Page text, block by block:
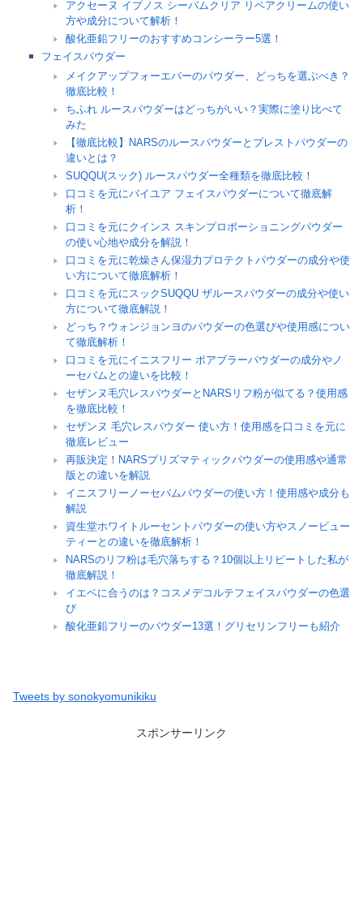
アクセーヌ イプノス シーバムクリア リペアクリームの使い
方や成分について解析！
酸化亜鉛フリーのおすすめコンシーラー5選！
フェイスパウダー
メイクアップフォーエバーのパウダー、どっちを選ぶべき？
徹底比較！
ちふれ ルースパウダーはどっちがいい？実際に塗り比べて
みた
【徹底比較】NARSのルースパウダーとプレストパウダーの
違いとは？
SUQQU(スック) ルースパウダー全種類を徹底比較！
口コミを元にバイユア フェイスパウダーについて徹底解
析！
口コミを元にクインス スキンプロポーショニングパウダー
の使い心地や成分を解説！
口コミを元に乾燥さん保湿力プロテクトパウダーの成分や使
い方について徹底解析！
口コミを元にスックSUQQU ザルースパウダーの成分や使い
方について徹底解説！
どっち？ウォンジョンヨのパウダーの色選びや使用感につい
て徹底解析！
口コミを元にイニスフリー ポアブラーパウダーの成分やノ
ーセバムとの違いを比較！
セザンヌ毛穴レスパウダーとNARSリフ粉が似てる？使用感
を徹底比較！
セザンヌ 毛穴レスパウダー 使い方！使用感を口コミを元に
徹底レビュー
再販決定！NARSプリズマティックパウダーの使用感や通常
版との違いを解説
イニスフリーノーセバムパウダーの使い方！使用感や成分も
解説
資生堂ホワイトルーセントパウダーの使い方やスノービュー
ティーとの違いを徹底解析！
NARSのリフ粉は毛穴落ちする？10個以上リピートした私が
徹底解説！
イエベに合うのは？コスメデコルテフェイスパウダーの色選
び
酸化亜鉛フリーのパウダー13選！グリセリンフリーも紹介
Tweets by sonokyomunikiku
スポンサーリンク